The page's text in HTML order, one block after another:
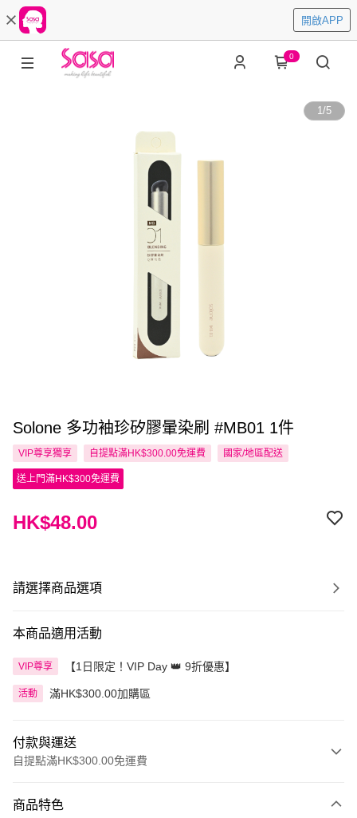
開啟APP
0
1/5
Solone 多功袖珍矽膠暈染刷 #MB01 1件
VIP尊享獨享 自提點滿HK$300.00免運費 國家/地區配送
送上門滿HK$300免運費
HK$48.00
請選擇商品選項
本商品適用活動
VIP尊享 【1日限定！VIP Day 👑 9折優惠】
活動 滿HK$300.00加購區
付款與運送
自提點滿HK$300.00免運費
信用卡
商品特色